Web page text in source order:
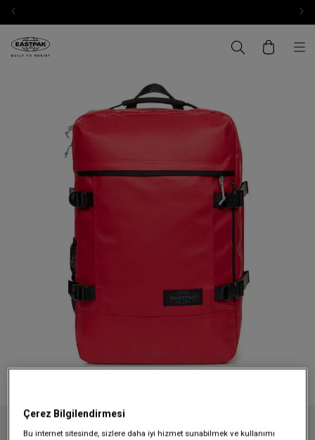
Anasayfa Özel koleksiyonlar
Tarp
Çerez Bilgilendirmesi
Bu internet sitesinde, sizlere daha iyi hizmet sunabilmek ve kullanımı